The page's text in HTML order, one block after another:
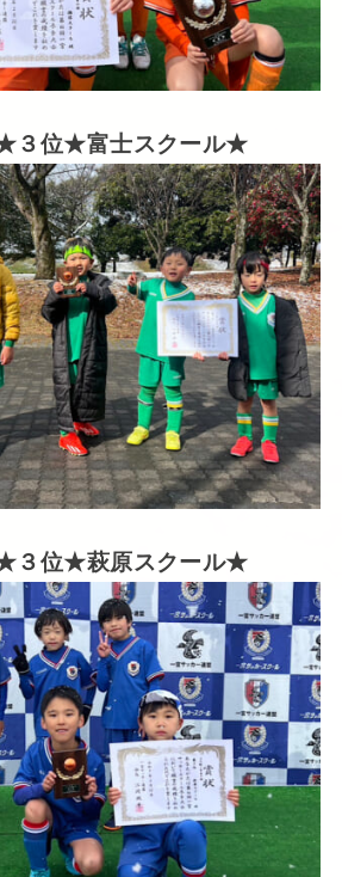
３位★富士スクール★
３位★萩原スクール★